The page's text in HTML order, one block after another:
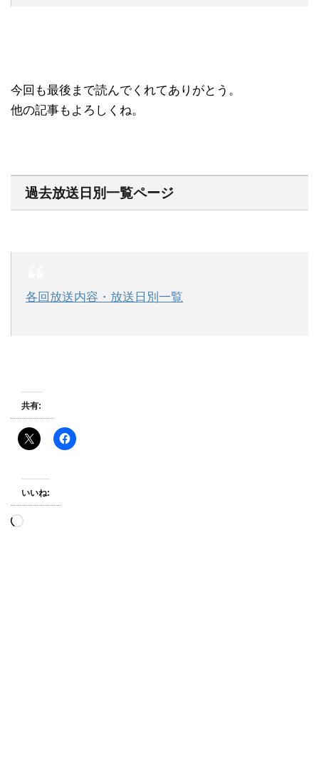
今回も最後まで読んでくれてありがとう。
他の記事もよろしくね。
過去放送日別一覧ページ
各回放送内容・放送日別一覧
共有:
いいね:
読